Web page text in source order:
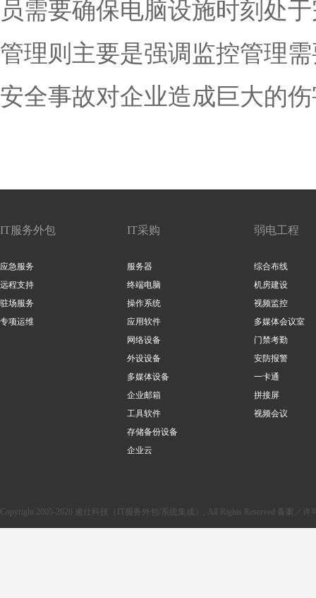
员需要确保电脑设施时刻处
管理则主要是强调监控管理
安全事故对企业造成巨大的
IT服务外包
应急服务
远程支持
驻场服务
专项运维
IT采购
服务器
终端电脑
操作系统
应用软件
网络设备
外设设备
多媒体设备
企业邮箱
工具软件
存储备份设备
企业云
弱电工程
综合布线
机房建设
视频监控
多媒体会议室
门禁考勤
安防报警
一卡通
拼接屏
视频会议
Copyright 2005-2026 逾仕科技（IT服务外包/系统集成）, All Rights Reserved 备案／